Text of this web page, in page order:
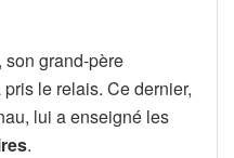
grand-père
le relais. Ce dernier,
lui a enseigné les
.